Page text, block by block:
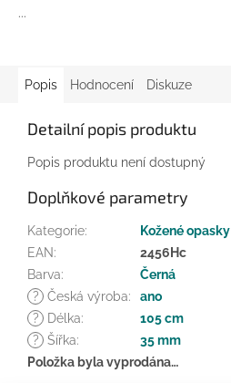
...
Popis Hodnocení Diskuze
Detailní popis produktu
Popis produktu není dostupný
Doplňkové parametry
Kategorie:
Kožené opasky
EAN:
2456Hc
Barva:
Černá
?
Česká výroba:
ano
?
Délka:
105 cm
?
Šířka:
35 mm
Položka byla vyprodána…